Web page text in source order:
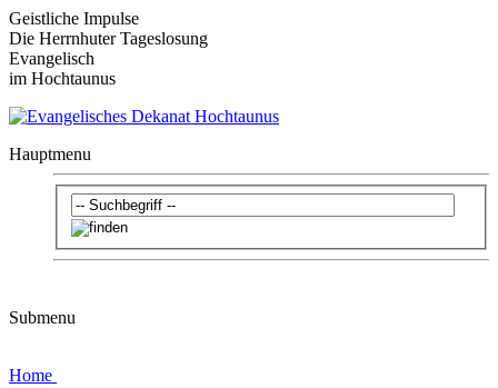
Geistliche Impulse
Die Herrnhuter Tageslosung
Evangelisch
im Hochtaunus
Hauptmenu
Submenu
Home